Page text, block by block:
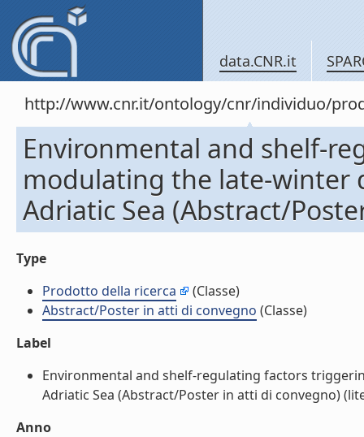
data.CNR.it
http://www.cnr.it/ontology/cnr/individuo/
Environmental and shelf-
modulating the late-winter
Adriatic Sea (Abstract/
Type
Prodotto della ricerca
(Classe)
Abstract/Poster in atti di convegno (Classe)
Label
Environmental and shelf-regulating factors
Adriatic Sea (Abstract/Poster in atti di convegno)
Anno